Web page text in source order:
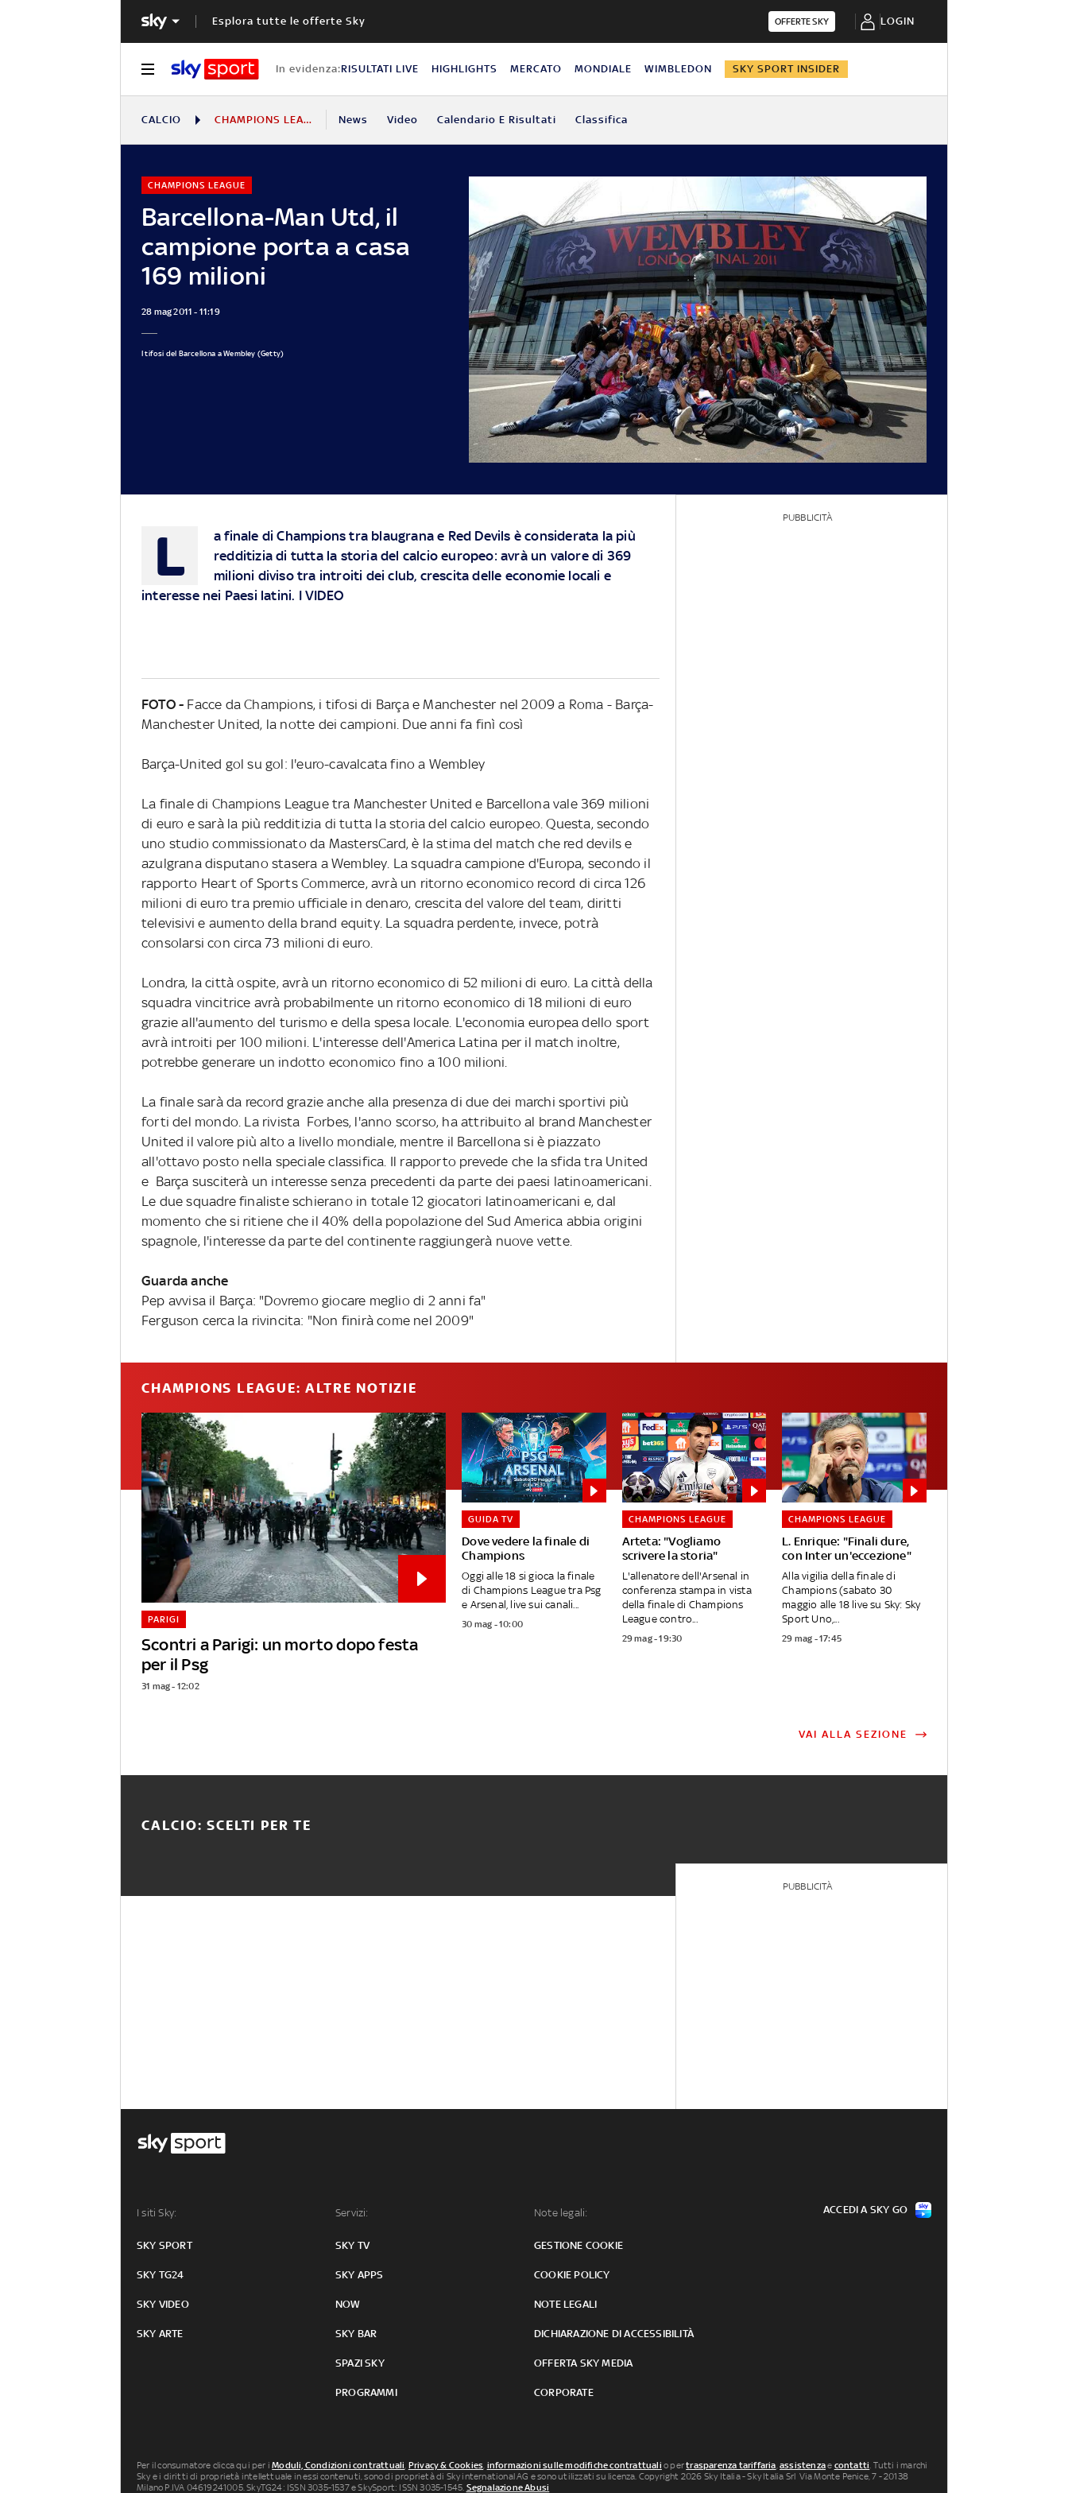
Esplora tutte le offerte Sky OFFERTE SKY LOGIN
In evidenza:RISULTATI LIVE HIGHLIGHTS MERCATO MONDIALE WIMBLEDON SKY SPORT INSIDER
CALCIO CHAMPIONS LEAGUE News Video Calendario E Risultati Classifica
Barcellona-Man Utd, il
campione porta a casa
169 milioni
CHAMPIONS LEAGUE
28 mag 2011 - 11:19
I tifosi del Barcellona a Wembley (Getty)
L
a finale di Champions tra blaugrana e Red Devils è considerata la più
redditizia di tutta la storia del calcio europeo: avrà un valore di 369
milioni diviso tra introiti dei club, crescita delle economie locali e
interesse nei Paesi latini. I VIDEO
FOTO - Facce da Champions, i tifosi di Barça e Manchester nel 2009 a Roma - Barça-
Manchester United, la notte dei campioni. Due anni fa finì così
Barça-United gol su gol: l'euro-cavalcata fino a Wembley
La finale di Champions League tra Manchester United e Barcellona vale 369 milioni
di euro e sarà la più redditizia di tutta la storia del calcio europeo. Questa, secondo
uno studio commissionato da MastersCard, è la stima del match che red devils e
azulgrana disputano stasera a Wembley. La squadra campione d'Europa, secondo il
rapporto Heart of Sports Commerce, avrà un ritorno economico record di circa 126
milioni di euro tra premio ufficiale in denaro, crescita del valore del team, diritti
televisivi e aumento della brand equity. La squadra perdente, invece, potrà
consolarsi con circa 73 milioni di euro.
Londra, la città ospite, avrà un ritorno economico di 52 milioni di euro. La città della
squadra vincitrice avrà probabilmente un ritorno economico di 18 milioni di euro
grazie all'aumento del turismo e della spesa locale. L'economia europea dello sport
avrà introiti per 100 milioni. L'interesse dell'America Latina per il match inoltre,
potrebbe generare un indotto economico fino a 100 milioni.
La finale sarà da record grazie anche alla presenza di due dei marchi sportivi più
forti del mondo. La rivista Forbes, l'anno scorso, ha attribuito al brand Manchester
United il valore più alto a livello mondiale, mentre il Barcellona si è piazzato
all'ottavo posto nella speciale classifica. Il rapporto prevede che la sfida tra United
e Barça susciterà un interesse senza precedenti da parte dei paesi latinoamericani.
Le due squadre finaliste schierano in totale 12 giocatori latinoamericani e, dal
momento che si ritiene che il 40% della popolazione del Sud America abbia origini
spagnole, l'interesse da parte del continente raggiungerà nuove vette.
Guarda anche
Pep avvisa il Barça: "Dovremo giocare meglio di 2 anni fa"
Ferguson cerca la rivincita: "Non finirà come nel 2009"
PUBBLICITÀ
CHAMPIONS LEAGUE: ALTRE NOTIZIE
Scontri a Parigi: un morto dopo festa
per il Psg
PARIGI
31 mag - 12:02
Dove vedere la finale di
Champions
GUIDA TV
Oggi alle 18 si gioca la finale
di Champions League tra Psg
e Arsenal, live sui canali...
30 mag - 10:00
Arteta: "Vogliamo
scrivere la storia"
CHAMPIONS LEAGUE
L'allenatore dell'Arsenal in
conferenza stampa in vista
della finale di Champions
League contro...
29 mag - 19:30
L. Enrique: "Finali dure,
con Inter un'eccezione"
CHAMPIONS LEAGUE
Alla vigilia della finale di
Champions (sabato 30
maggio alle 18 live su Sky: Sky
Sport Uno,...
29 mag - 17:45
VAI ALLA SEZIONE
CALCIO: SCELTI PER TE
PUBBLICITÀ
I siti Sky:
SKY SPORT
SKY TG24
SKY VIDEO
SKY ARTE
Servizi:
SKY TV
SKY APPS
NOW
SKY BAR
SPAZI SKY
PROGRAMMI
Note legali:
GESTIONE COOKIE
COOKIE POLICY
NOTE LEGALI
DICHIARAZIONE DI ACCESSIBILITÀ
OFFERTA SKY MEDIA
CORPORATE
ACCEDI A SKY GO
Per il consumatore clicca qui per iModuli, Condizioni contrattuali, Privacy & Cookies, informazioni sulle modifiche contrattuali o pertrasparenza tariffaria,assistenzae contatti. Tutti i marchi
Sky e i diritti di proprietà intellettuale in essi contenuti, sono di proprietà di Sky international AG e sono utilizzati su licenza. Copyright 2026 Sky Italia - Sky Italia Srl Via Monte Penice, 7 - 20138
Milano P.IVA 04619241005. SkyTG24: ISSN 3035-1537 e SkySport: ISSN 3035-1545. Segnalazione Abusi